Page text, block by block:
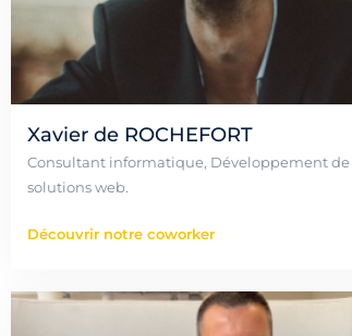
Xavier de ROCHEFORT
Consultant informatique, Développement de
solutions web.
Découvrir notre coworker